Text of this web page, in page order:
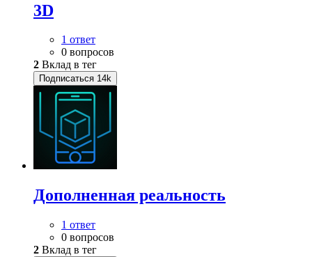
3D
1 ответ
0 вопросов
2 Вклад в тег
Подписаться 14k
Дополненная реальность
1 ответ
0 вопросов
2 Вклад в тег